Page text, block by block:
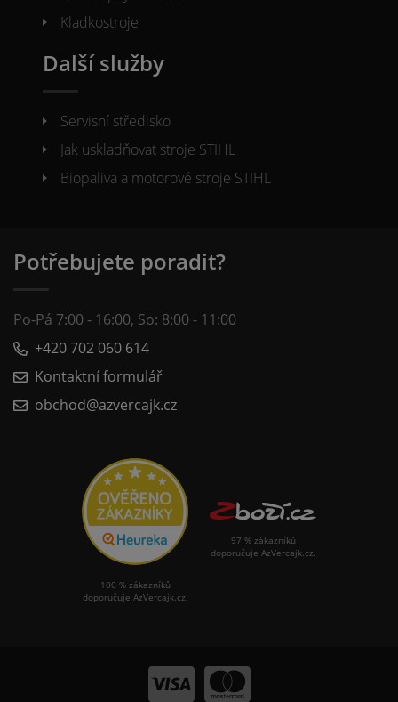
Kladkostroje
Další služby
Servisní středisko
Jak uskladňovat stroje STIHL
Biopaliva a motorové stroje STIHL
Potřebujete poradit?
Po-Pá 7:00 - 16:00, So: 8:00 - 11:00
+420 702 060 614
Kontaktní formulář
obchod@azvercajk.cz
100 % zákazníků
doporučuje AzVercajk.cz.
97 % zákazníků
doporučuje AzVercajk.cz.